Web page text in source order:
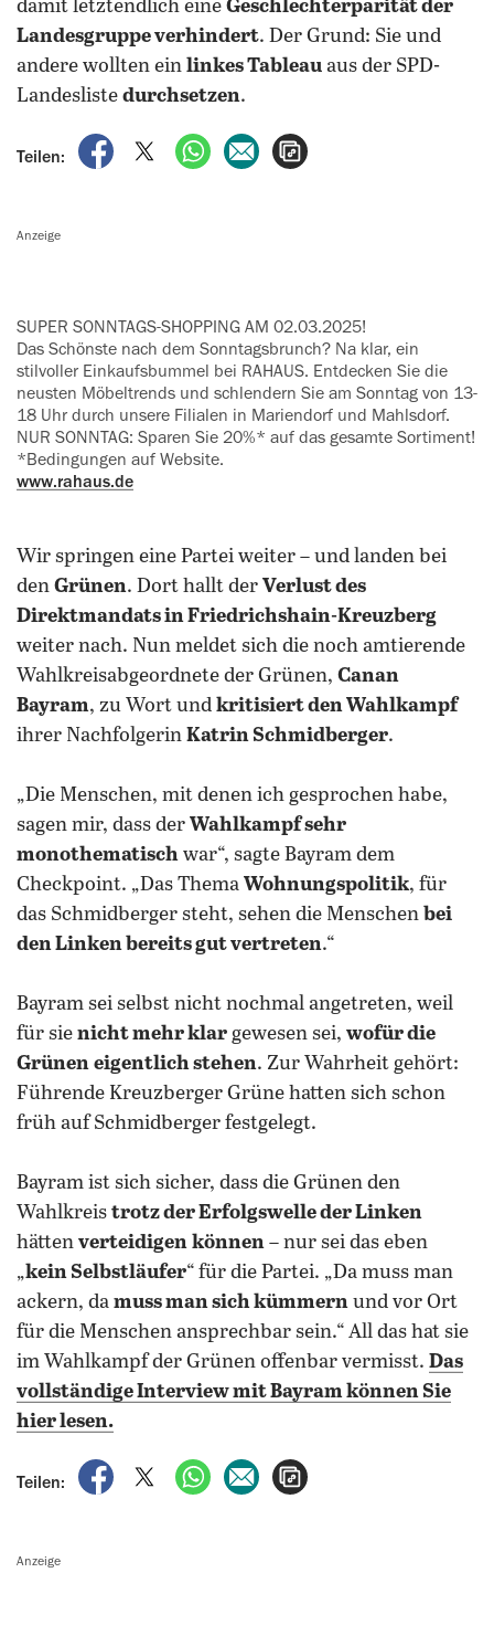
damit letztendlich eine Geschlechterparität der
Landesgruppe verhindert. Der Grund: Sie und
andere wollten ein linkes Tableau aus der SPD-
Landesliste durchsetzen.
Teilen:
auf Facebook teilen
auf X teilenper WhatsApp teilen
per E-Mail teilen
Anzeige
SUPER SONNTAGS-SHOPPING AM 02.03.2025!
Das Schönste nach dem Sonntagsbrunch? Na klar, ein
stilvoller Einkaufsbummel bei RAHAUS. Entdecken Sie die
neusten Möbeltrends und schlendern Sie am Sonntag von 13-
18 Uhr durch unsere Filialen in Mariendorf und Mahlsdorf.
NUR SONNTAG: Sparen Sie 20%* auf das gesamte Sortiment!
*Bedingungen auf Website.
www.rahaus.de
Wir springen eine Partei weiter – und landen bei
den Grünen. Dort hallt der Verlust des
Direktmandats in Friedrichshain-Kreuzberg
weiter nach. Nun meldet sich die noch amtierende
Wahlkreisabgeordnete der Grünen, Canan
Bayram, zu Wort und kritisiert den Wahlkampf
ihrer Nachfolgerin Katrin Schmidberger.
„Die Menschen, mit denen ich gesprochen habe,
sagen mir, dass der Wahlkampf sehr
monothematisch war“, sagte Bayram dem
Checkpoint. „Das Thema Wohnungspolitik, für
das Schmidberger steht, sehen die Menschen bei
den Linken bereits gut vertreten.“
Bayram sei selbst nicht nochmal angetreten, weil
für sie nicht mehr klar gewesen sei, wofür die
Grünen eigentlich stehen. Zur Wahrheit gehört:
Führende Kreuzberger Grüne hatten sich schon
früh auf Schmidberger festgelegt.
Bayram ist sich sicher, dass die Grünen den
Wahlkreis trotz der Erfolgswelle der Linken
hätten verteidigen können – nur sei das eben
„kein Selbstläufer“ für die Partei. „Da muss man
ackern, da muss man sich kümmern und vor Ort
für die Menschen ansprechbar sein.“ All das hat sie
im Wahlkampf der Grünen offenbar vermisst. Das
vollständige Interview mit Bayram können Sie
hier lesen.
Teilen:
auf Facebook teilen
auf X teilenper WhatsApp teilen
per E-Mail teilen
Anzeige